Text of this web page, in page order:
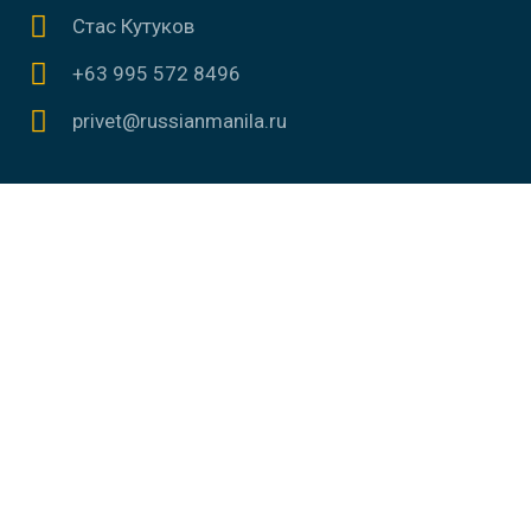
Стас Кутуков
+63 995 572 8496
privet@russianmanila.ru